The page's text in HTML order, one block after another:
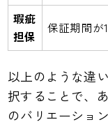
瑕疵
担保
保証期間が
以上のような違
択することで、
のバリエーショ